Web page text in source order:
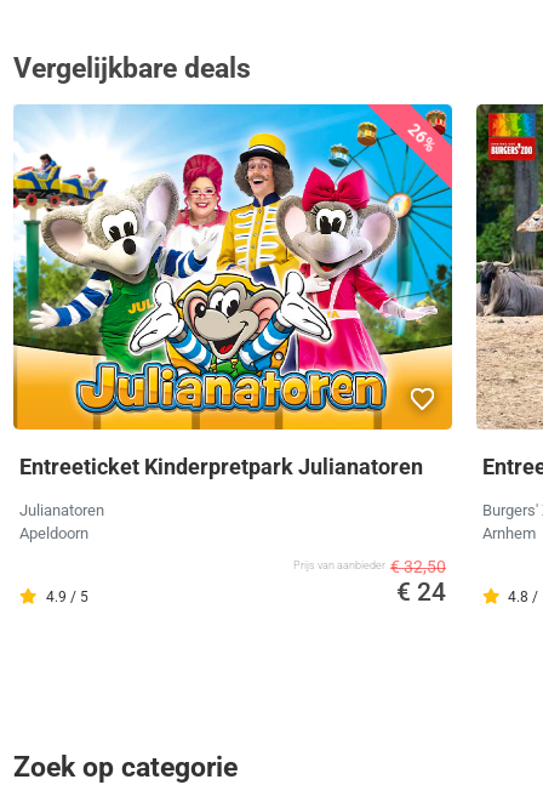
Vergelijkbare deals
26%
Entreeticket Kinderpretpark Julianatoren
Julianatoren
Apeldoorn
4.9 / 5
Prijs van aanbieder € 32,50
€ 24
Burgers'
Arnhem
4.8 /
Zoek op categorie